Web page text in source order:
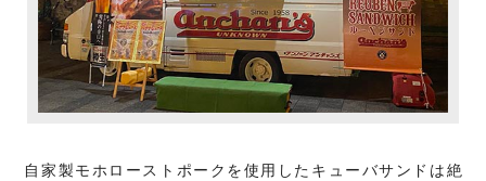
自家製モホローストポークを使用したキューバサンドは絶